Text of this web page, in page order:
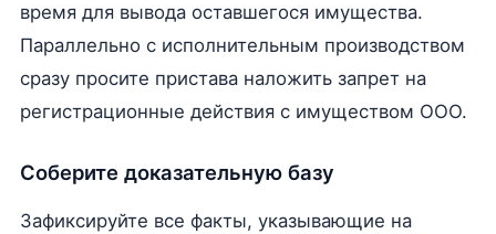
время для вывода оставшегося имущества.
Параллельно с исполнительным производством
сразу просите пристава наложить запрет на
регистрационные действия с имуществом ООО.
Соберите доказательную базу
Зафиксируйте все факты, указывающие на